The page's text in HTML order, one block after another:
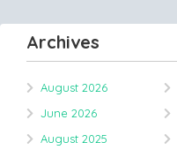
Archives
August 2026
June 2026
August 2025